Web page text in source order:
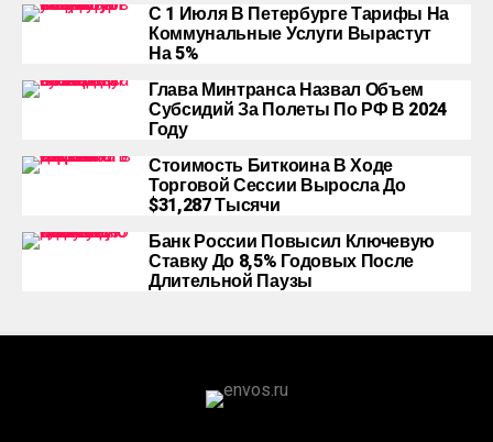
С 1 Июля В Петербурге Тарифы На
Коммунальные Услуги Вырастут
На 5%
Глава Минтранса Назвал Объем
Субсидий За Полеты По РФ В 2024
Году
Стоимость Биткоина В Ходе
Торговой Сессии Выросла До
$31,287 Тысячи
Банк России Повысил Ключевую
Ставку До 8,5% Годовых После
Длительной Паузы